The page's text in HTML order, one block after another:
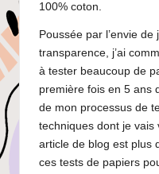
100% coton.
Poussée par l’envie
transparence, j’ai
à tester beaucoup de
première fois en 5 ans
de mon processus de
techniques dont je vais
article de blog est plus
ces tests de papiers